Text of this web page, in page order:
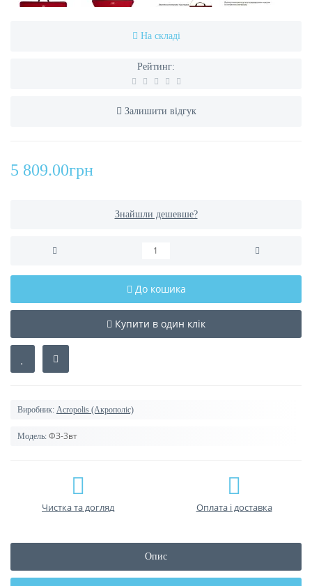
На складі
Рейтинг:
Залишити відгук
5 809.00грн
Знайшли дешевше?
До кошика
Купити в один клік
Виробник: Acropolis (Акрополіс)
Модель: ФЗ-3вт
Чистка та догляд Оплата і доставка
Опис